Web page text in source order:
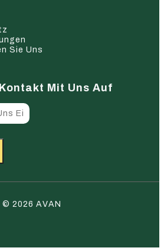
Sie Uns
Mit Uns Auf
© 2026 AVAN